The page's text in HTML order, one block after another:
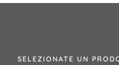
SELEZIONATE UN